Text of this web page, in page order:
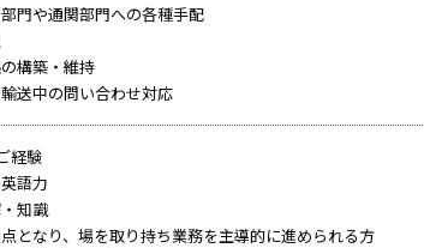
門や通関部門への各種手配
構築・維持
送中の問い合わせ対応
経験
語力
知識
となり、場を取り持ち業務を主導的に進められる方